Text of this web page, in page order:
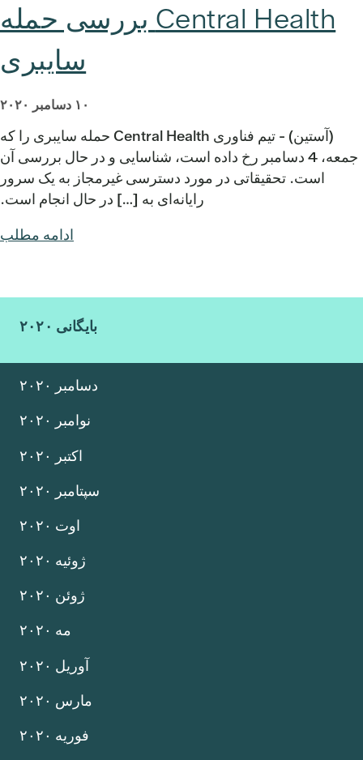
Central Health بررسی حمله
سایبری
۱۰ دسامبر ۲۰۲۰
(آستین) - تیم فناوری Central Health حمله سایبری را که
جمعه، 4 دسامبر رخ داده است، شناسایی و در حال بررسی آن
است. تحقیقاتی در مورد دسترسی غیرمجاز به یک سرور
رایانه‌ای به […] در حال انجام است.
ادامه مطلب
بایگانی ۲۰۲۰
دسامبر ۲۰۲۰
نوامبر ۲۰۲۰
اکتبر ۲۰۲۰
سپتامبر ۲۰۲۰
اوت ۲۰۲۰
ژوئیه ۲۰۲۰
ژوئن ۲۰۲۰
مه ۲۰۲۰
آوریل ۲۰۲۰
مارس ۲۰۲۰
فوریه ۲۰۲۰